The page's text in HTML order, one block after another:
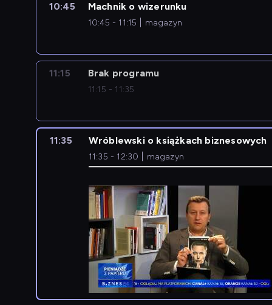
10:45 Machnik o wizerunku
10:45 - 11:15 magazyn
11:15 Brak programu
11:15 - 11:35
11:35 Wróblewski o książkach biznesowych
11:35 - 12:30 magazyn